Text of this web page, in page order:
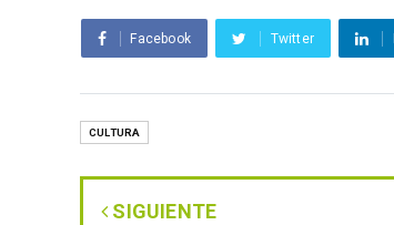
Facebook Twitter
CULTURA
SIGUIENTE